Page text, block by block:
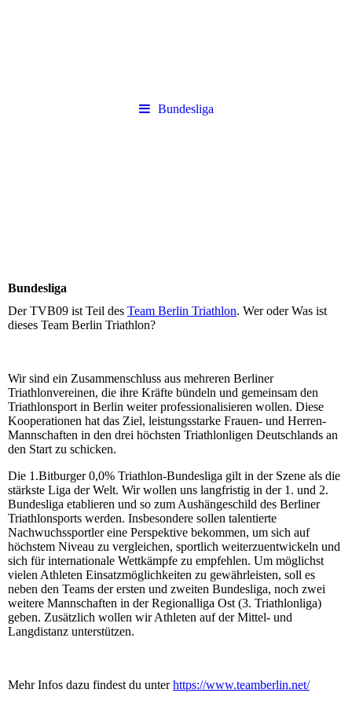
Bundesliga
Bundesliga
Der TVB09 ist Teil des Team Berlin Triathlon. Wer oder Was ist
dieses Team Berlin Triathlon?
Wir sind ein Zusammenschluss aus mehreren Berliner
Triathlonvereinen, die ihre Kräfte bündeln und gemeinsam den
Triathlonsport in Berlin weiter professionalisieren wollen. Diese
Kooperationen hat das Ziel, leistungsstarke Frauen- und Herren-
Mannschaften in den drei höchsten Triathlonligen Deutschlands an
den Start zu schicken.
Die 1.Bitburger 0,0% Triathlon-Bundesliga gilt in der Szene als die
stärkste Liga der Welt. Wir wollen uns langfristig in der 1. und 2.
Bundesliga etablieren und so zum Aushängeschild des Berliner
Triathlonsports werden. Insbesondere sollen talentierte
Nachwuchssportler eine Perspektive bekommen, um sich auf
höchstem Niveau zu vergleichen, sportlich weiterzuentwickeln und
sich für internationale Wettkämpfe zu empfehlen. Um möglichst
vielen Athleten Einsatzmöglichkeiten zu gewährleisten, soll es
neben den Teams der ersten und zweiten Bundesliga, noch zwei
weitere Mannschaften in der Regionalliga Ost (3. Triathlonliga)
geben. Zusätzlich wollen wir Athleten auf der Mittel- und
Langdistanz unterstützen.
Mehr Infos dazu findest du unterhttps://www.teamberlin.net/